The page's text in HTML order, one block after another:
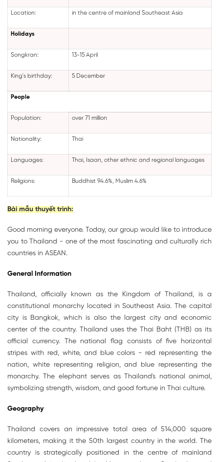
Location: in the centre of mainland Southeast Asia
Holidays
Songkran: 13-15 April
King's birthday: 5 December
People
Population: over 71 million
Nationality: Thai
Languages: Thai, Isaan, other ethnic and regional languages
Religions: Buddhist 94.6%, Muslim 4.6%
Bài mẫu thuyết trình:
Good morning everyone. Today, our group would like to introduce
you to Thailand - one of the most fascinating and culturally rich
countries in ASEAN.
General Information
Thailand, officially known as the Kingdom of Thailand, is a
constitutional monarchy located in Southeast Asia. The capital
city is Bangkok, which is also the largest city and economic
center of the country. Thailand uses the Thai Baht (THB) as its
official currency. The national flag consists of five horizontal
stripes with red, white, and blue colors - red representing the
nation, white representing religion, and blue representing the
monarchy. The elephant serves as Thailand's national animal,
symbolizing strength, wisdom, and good fortune in Thai culture.
Geography
Thailand covers an impressive total area of 514,000 square
kilometers, making it the 50th largest country in the world. The
country is strategically positioned in the centre of mainland